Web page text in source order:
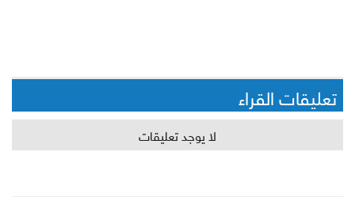
تعليقات القراء
لا يوجد تعليقات